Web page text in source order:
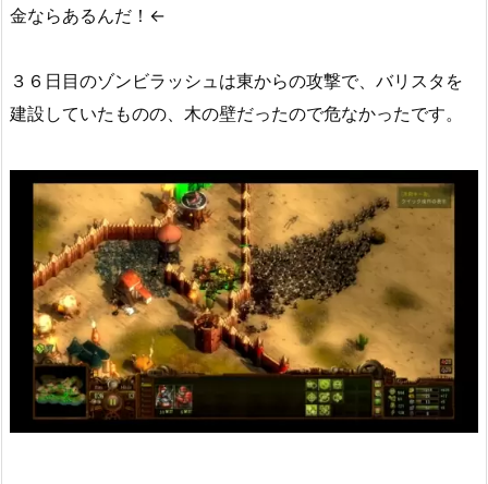
金ならあるんだ！←
３６日目のゾンビラッシュは東からの攻撃で、バリスタを
建設していたものの、木の壁だったので危なかったです。